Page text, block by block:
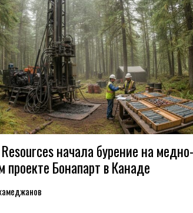
начала бурение на медно-
проекте Бонапарт в Канаде